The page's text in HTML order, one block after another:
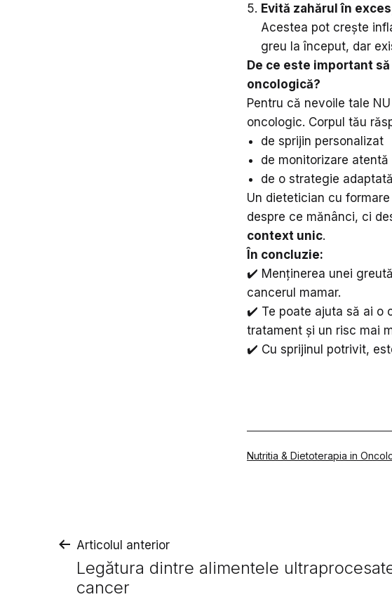
Evită zahărul în
Acestea pot crește
greu la început, dar
De ce este important
oncologică?
Pentru că nevoile tale
oncologic. Corpul tău
de sprijin personalizat
de monitorizare atentă
de o strategie
Un dietetician cu
despre ce mănânci, ci
context unic.
În concluzie:
✔️ Menținerea unei
cancerul mamar.
✔️ Te poate ajuta să ai o
tratament și un risc mai
✔️ Cu sprijinul potrivit,
Din
Nutritia & Dietoterapia in
Navigare
în
Articolul anterior
Legătura dintre alimentele
cancer